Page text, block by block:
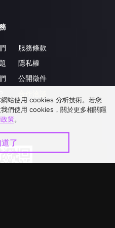
服務條款
隱私權
公開徵件
站使用 cookies 分析技術。若您
們使用 cookies，關於更多相關隱
策。
了